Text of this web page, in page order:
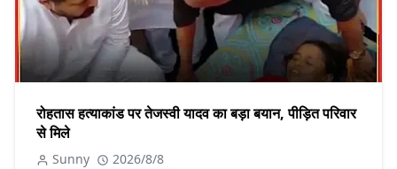
रोहतास हत्याकांड पर तेजस्वी यादव का बड़ा बयान, पीड़ित परिवार
से मिले
Sunny 2026/8/8